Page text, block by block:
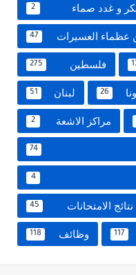
و غدد صماء 2
العسيرات 47
فلسطين 275
26 لبنان 51
مراكز الاشعة 2
74
4
نتائج الامتحانات 45
117 وظائف 118